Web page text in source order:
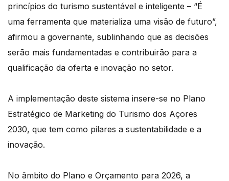
princípios do turismo sustentável e inteligente – “É
uma ferramenta que materializa uma visão de futuro”,
afirmou a governante, sublinhando que as decisões
serão mais fundamentadas e contribuirão para a
qualificação da oferta e inovação no setor.
A implementação deste sistema insere-se no Plano
Estratégico de Marketing do Turismo dos Açores
2030, que tem como pilares a sustentabilidade e a
inovação.
No âmbito do Plano e Orçamento para 2026, a